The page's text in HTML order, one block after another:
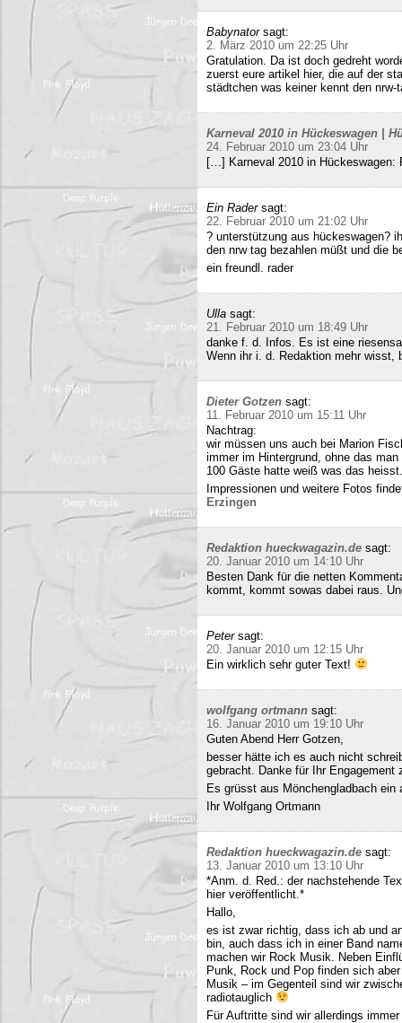
Babynator sagt:
2. März 2010 um 22:25 Uhr
Gratulation. Da ist doch gedreht
zuerst eure artikel hier, die auf der
städtchen was keiner kennt den nrw-
Karneval 2010 in Hückeswagen |
24. Februar 2010 um 23:04 Uhr
[…] Karneval 2010 in Hückeswagen:
Ein Rader sagt:
22. Februar 2010 um 21:02 Uhr
? unterstützung aus hückeswagen?
den nrw tag bezahlen müßt und die
ein freundl. rader
Ulla sagt:
21. Februar 2010 um 18:49 Uhr
danke f. d. Infos. Es ist eine
Wenn ihr i. d. Redaktion mehr wisst,
Dieter Gotzen sagt:
11. Februar 2010 um 15:11 Uhr
Nachtrag:
wir müssen uns auch bei Marion
immer im Hintergrund, ohne das
100 Gäste hatte weiß was das heisst.
Impressionen und weitere Fotos
Erzingen
Redaktion hueckwagazin.de sagt:
20. Januar 2010 um 14:10 Uhr
Besten Dank für die netten
kommt, kommt sowas dabei raus.
Peter sagt:
20. Januar 2010 um 12:15 Uhr
Ein wirklich sehr guter Text!
wolfgang ortmann sagt:
16. Januar 2010 um 19:10 Uhr
Guten Abend Herr Gotzen,
besser hätte ich es auch nicht
gebracht. Danke für Ihr Engagement
Es grüsst aus Mönchengladbach ein
Ihr Wolfgang Ortmann
Redaktion hueckwagazin.de sagt:
13. Januar 2010 um 13:10 Uhr
*Anm. d. Red.: der nachstehende
hier veröffentlicht.*
Hallo,
es ist zwar richtig, dass ich ab und
bin, auch dass ich in einer Band
machen wir Rock Musik. Neben
Punk, Rock und Pop finden sich
Musik – im Gegenteil sind wir
radiotauglich
Für Auftritte sind wir allerdings